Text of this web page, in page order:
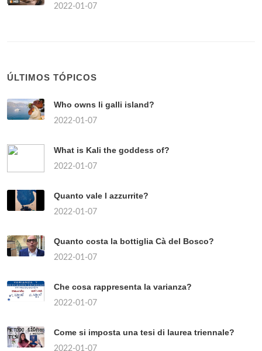
2022-01-07
ÚLTIMOS TÓPICOS
Who owns li galli island?
2022-01-07
What is Kali the goddess of?
2022-01-07
Quanto vale l azzurrite?
2022-01-07
Quanto costa la bottiglia Cà del Bosco?
2022-01-07
Che cosa rappresenta la varianza?
2022-01-07
Come si imposta una tesi di laurea triennale?
2022-01-07